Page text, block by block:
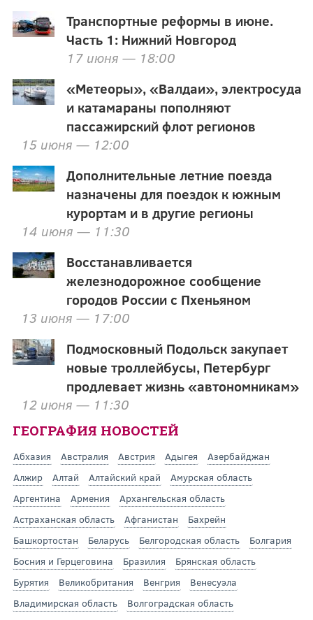
Транспортные реформы в июне.
Часть 1: Нижний Новгород
17 июня — 18:00
«Метеоры», «Валдаи», электросуда
и катамараны пополняют
пассажирский флот регионов
15 июня — 12:00
Дополнительные летние поезда
назначены для поездок к южным
курортам и в другие регионы
14 июня — 11:30
Восстанавливается
железнодорожное сообщение
городов России с Пхеньяном
13 июня — 17:00
Подмосковный Подольск закупает
новые троллейбусы, Петербург
продлевает жизнь «автономникам»
12 июня — 11:30
ГЕОГРАФИЯ НОВОСТЕЙ
Абхазия Австралия Австрия Адыгея
Азербайджан
Алжир
Алтай Алтайский край
Амурская область
Аргентина
Армения
Архангельская область
Астраханская область
Афганистан
Бахрейн
Башкортостан
Беларусь Белгородская область
Болгария
Босния и Герцеговина
Бразилия
Брянская область
Бурятия
Великобритания Венгрия
Венесуэла
Владимирская область
Волгоградская область